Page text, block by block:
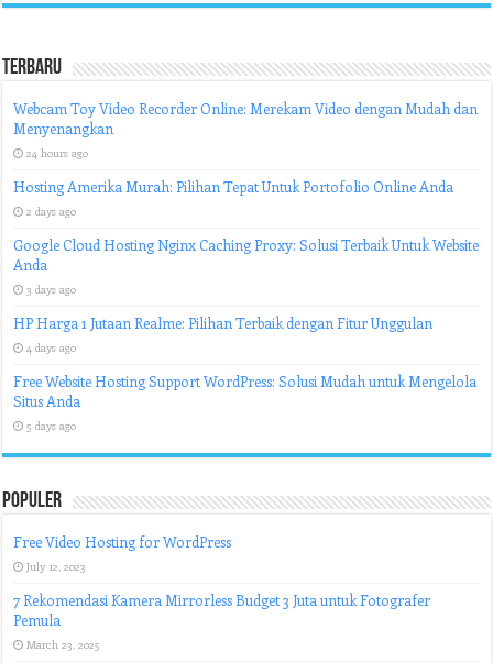
Terbaru
Webcam Toy Video Recorder Online: Merekam Video dengan Mudah dan
Menyenangkan
24 hours ago
Hosting Amerika Murah: Pilihan Tepat Untuk Portofolio Online Anda
2 days ago
Google Cloud Hosting Nginx Caching Proxy: Solusi Terbaik Untuk Website
Anda
3 days ago
HP Harga 1 Jutaan Realme: Pilihan Terbaik dengan Fitur Unggulan
4 days ago
Free Website Hosting Support WordPress: Solusi Mudah untuk Mengelola
Situs Anda
5 days ago
Populer
Free Video Hosting for WordPress
July 12, 2023
7 Rekomendasi Kamera Mirrorless Budget 3 Juta untuk Fotografer
Pemula
March 23, 2025